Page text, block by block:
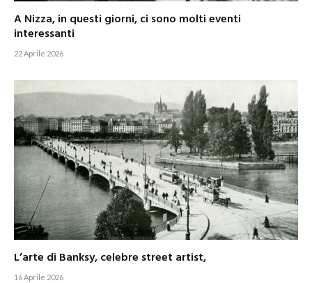
A Nizza, in questi giorni, ci sono molti eventi
interessanti
22 Aprile 2026
L’arte di Banksy, celebre street artist,
16 Aprile 2026